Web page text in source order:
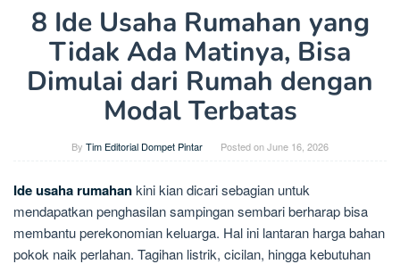
8 Ide Usaha Rumahan yang
Tidak Ada Matinya, Bisa
Dimulai dari Rumah dengan
Modal Terbatas
By Tim Editorial Dompet Pintar Posted onJune 16, 2026
Ide usaha rumahankini kian dicari sebagian untuk
mendapatkan penghasilan sampingan sembari berharap bisa
membantu perekonomian keluarga. Hal ini lantaran harga bahan
pokok naik perlahan. Tagihan listrik, cicilan, hingga kebutuhan